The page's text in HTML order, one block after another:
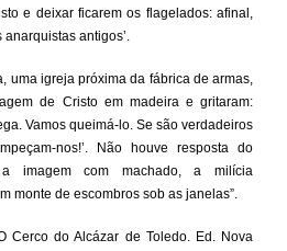
e deixar ficarem os flagelados: afinal,
anarquistas antigos’.
uma igreja próxima da fábrica de armas,
de Cristo em madeira e gritaram:
Vamos queimá-lo. Se são verdadeiros
nos!’. Não houve resposta do
a imagem com machado, a milícia
monte de escombros sob as janelas”.
Cerco do Alcázar de Toledo. Ed. Nova